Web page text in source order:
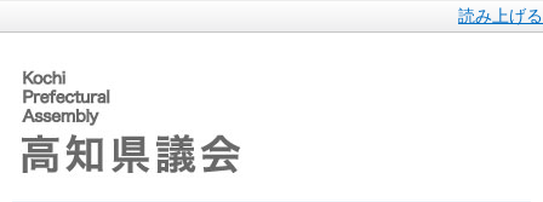
読み上げる